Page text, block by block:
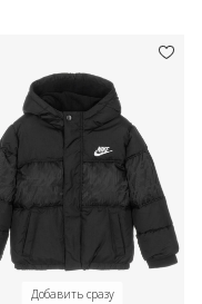
Добавить сразу